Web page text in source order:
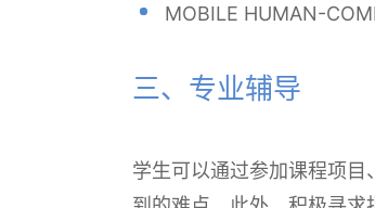
MOBILE HUMAN-
三、专业辅导
学生可以通过参加课程项